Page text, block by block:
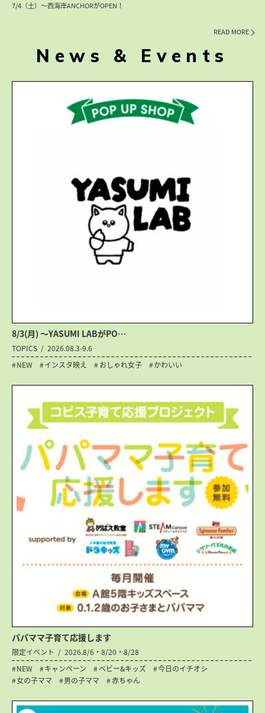
7/4（土）〜西海岸ANCHORがOPEN！
READ MORE
News & Events
8/3(月) 〜YASUMI LABがPO…
TOPICS
2026.08.3-9.6
NEW
インスタ映え おしゃれ女子 かわいい
パパママ子育て応援します
限定イベント
2026.8/6・8/20・8/28
NEW
キャンペーン ベビー&キッズ
今日のイチオシ
女の子ママ
男の子ママ 赤ちゃん